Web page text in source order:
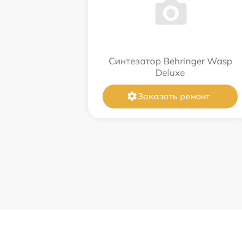
Синтезатор Behringer Wasp
Deluxe
Заказать ремонт